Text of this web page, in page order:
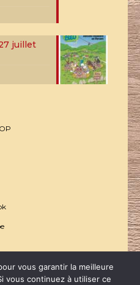
juillet
vous garantir la meilleure
vous continuez à utiliser ce